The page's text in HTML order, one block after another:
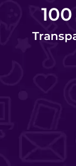
100